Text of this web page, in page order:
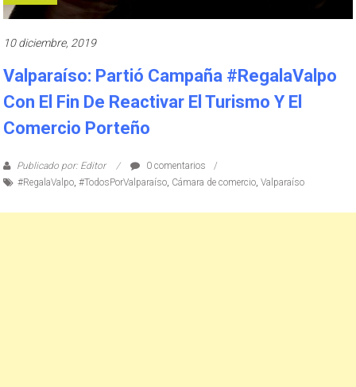
10 diciembre, 2019
Valparaíso: Partió Campaña #RegalaValpo
Con El Fin De Reactivar El Turismo Y El
Comercio Porteño
Publicado por: Editor
0 comentarios
#RegalaValpo ,#TodosPorValparaíso Cámara de comercio ,Valparaíso